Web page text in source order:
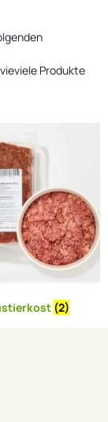
Produkte
(2)